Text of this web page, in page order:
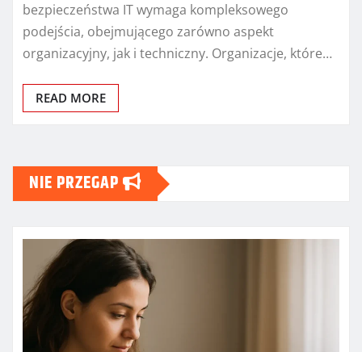
bezpieczeństwa IT wymaga kompleksowego
podejścia, obejmującego zarówno aspekt
organizacyjny, jak i techniczny. Organizacje, które…
READ MORE
NIE PRZEGAP